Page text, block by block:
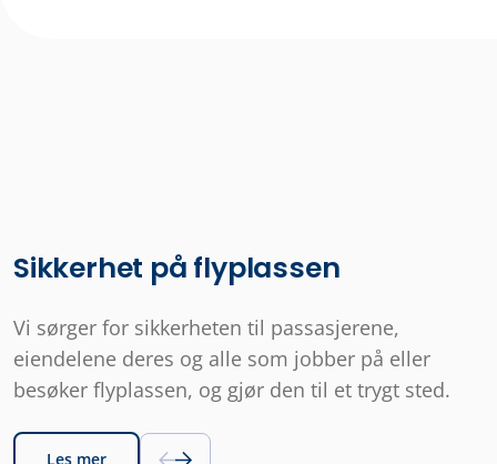
Sikkerhet på flyplassen
Vi sørger for sikkerheten til passasjerene,
eiendelene deres og alle som jobber på eller
besøker flyplassen, og gjør den til et trygt sted.
Les mer